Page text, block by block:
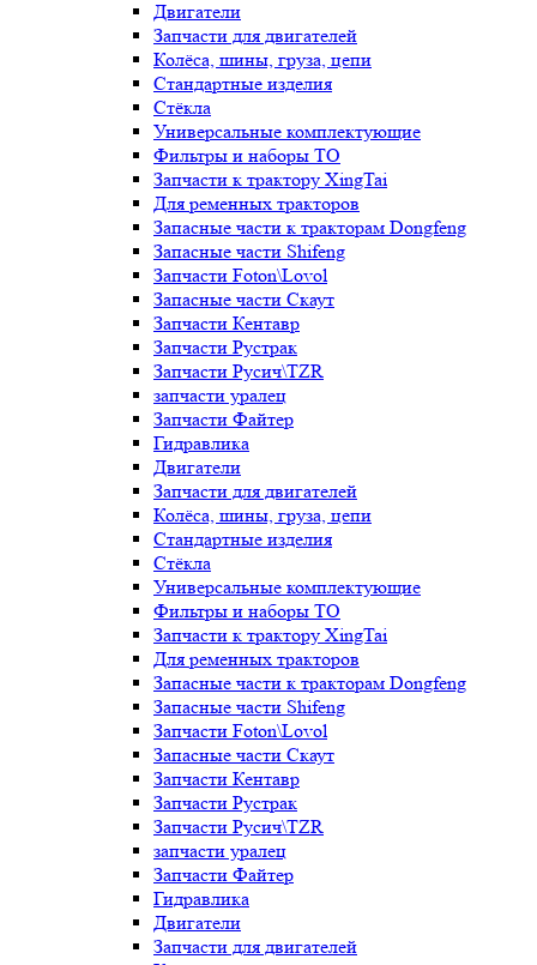
Двигатели
Запчасти для двигателей
Колёса, шины, груза, цепи
Стандартные изделия
Стёкла
Универсальные комплектующие
Фильтры и наборы ТО
Запчасти к трактору XingTai
Для ременных тракторов
Запасные части к тракторам Dongfeng
Запасные части Shifeng
Запчасти Foton\Lovol
Запасные части Скаут
Запчасти Кентавр
Запчасти Рустрак
Запчасти Русич\TZR
запчасти уралец
Запчасти Файтер
Гидравлика
Двигатели
Запчасти для двигателей
Колёса, шины, груза, цепи
Стандартные изделия
Стёкла
Универсальные комплектующие
Фильтры и наборы ТО
Запчасти к трактору XingTai
Для ременных тракторов
Запасные части к тракторам Dongfeng
Запасные части Shifeng
Запчасти Foton\Lovol
Запасные части Скаут
Запчасти Кентавр
Запчасти Рустрак
Запчасти Русич\TZR
запчасти уралец
Запчасти Файтер
Гидравлика
Двигатели
Запчасти для двигателей